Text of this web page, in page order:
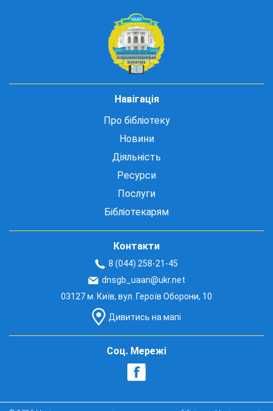
Навігація
Про бібліотеку
Новини
Діяльність
Ресурси
Послуги
Бібліотекарям
Контакти
8 (044) 258-21-45
dnsgb_uaan@ukr.net
03127 м. Київ, вул. Героїв Оборони, 10
Дивитись на мапі
Соц. Мережі